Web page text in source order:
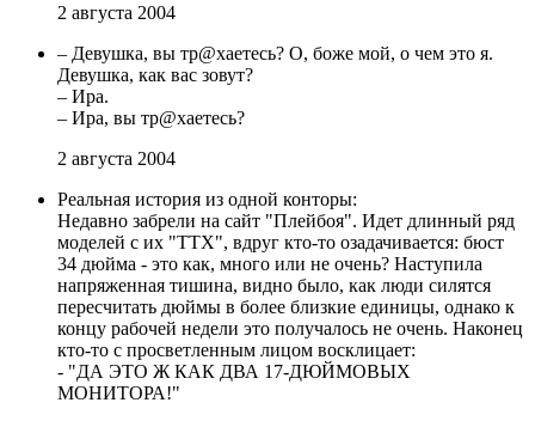
2 августа 2004
– Девушка, вы тр@хаетесь? О, боже мой, о чем это я.
Девушка, как вас зовут?
– Ира.
– Ира, вы тр@хаетесь?
2 августа 2004
Реальная история из одной конторы:
Hедавно забрели на сайт "Плейбоя". Идет длинный ряд
моделей с их "ТТХ", вдруг кто-то озадачивается: бюст
34 дюйма - это как, много или не очень? Hаступила
напряженная тишина, видно было, как люди силятся
пересчитать дюймы в более близкие единицы, однако к
концу рабочей недели это получалось не очень. Hаконец
кто-то с просветленным лицом восклицает:
- "ДА ЭТО Ж КАК ДВА 17-ДЮЙМОВЫХ
МОНИТОРА!"